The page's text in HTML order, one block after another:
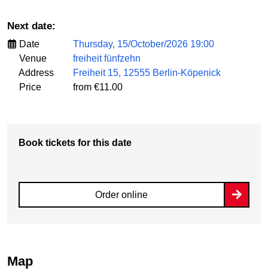
Next date:
Date
Thursday, 15/October/2026 19:00
Venue
freiheit fünfzehn
Address
Freiheit 15, 12555 Berlin-Köpenick
Price
from €11.00
Book tickets for this date
Order online
Map